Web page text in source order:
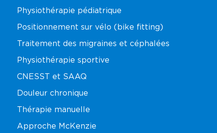
Physiothérapie pédiatrique
Positionnement sur vélo (bike fitting)
Traitement des migraines et céphalées
Physiothérapie sportive
CNESST et SAAQ
Douleur chronique
Thérapie manuelle
Approche McKenzie